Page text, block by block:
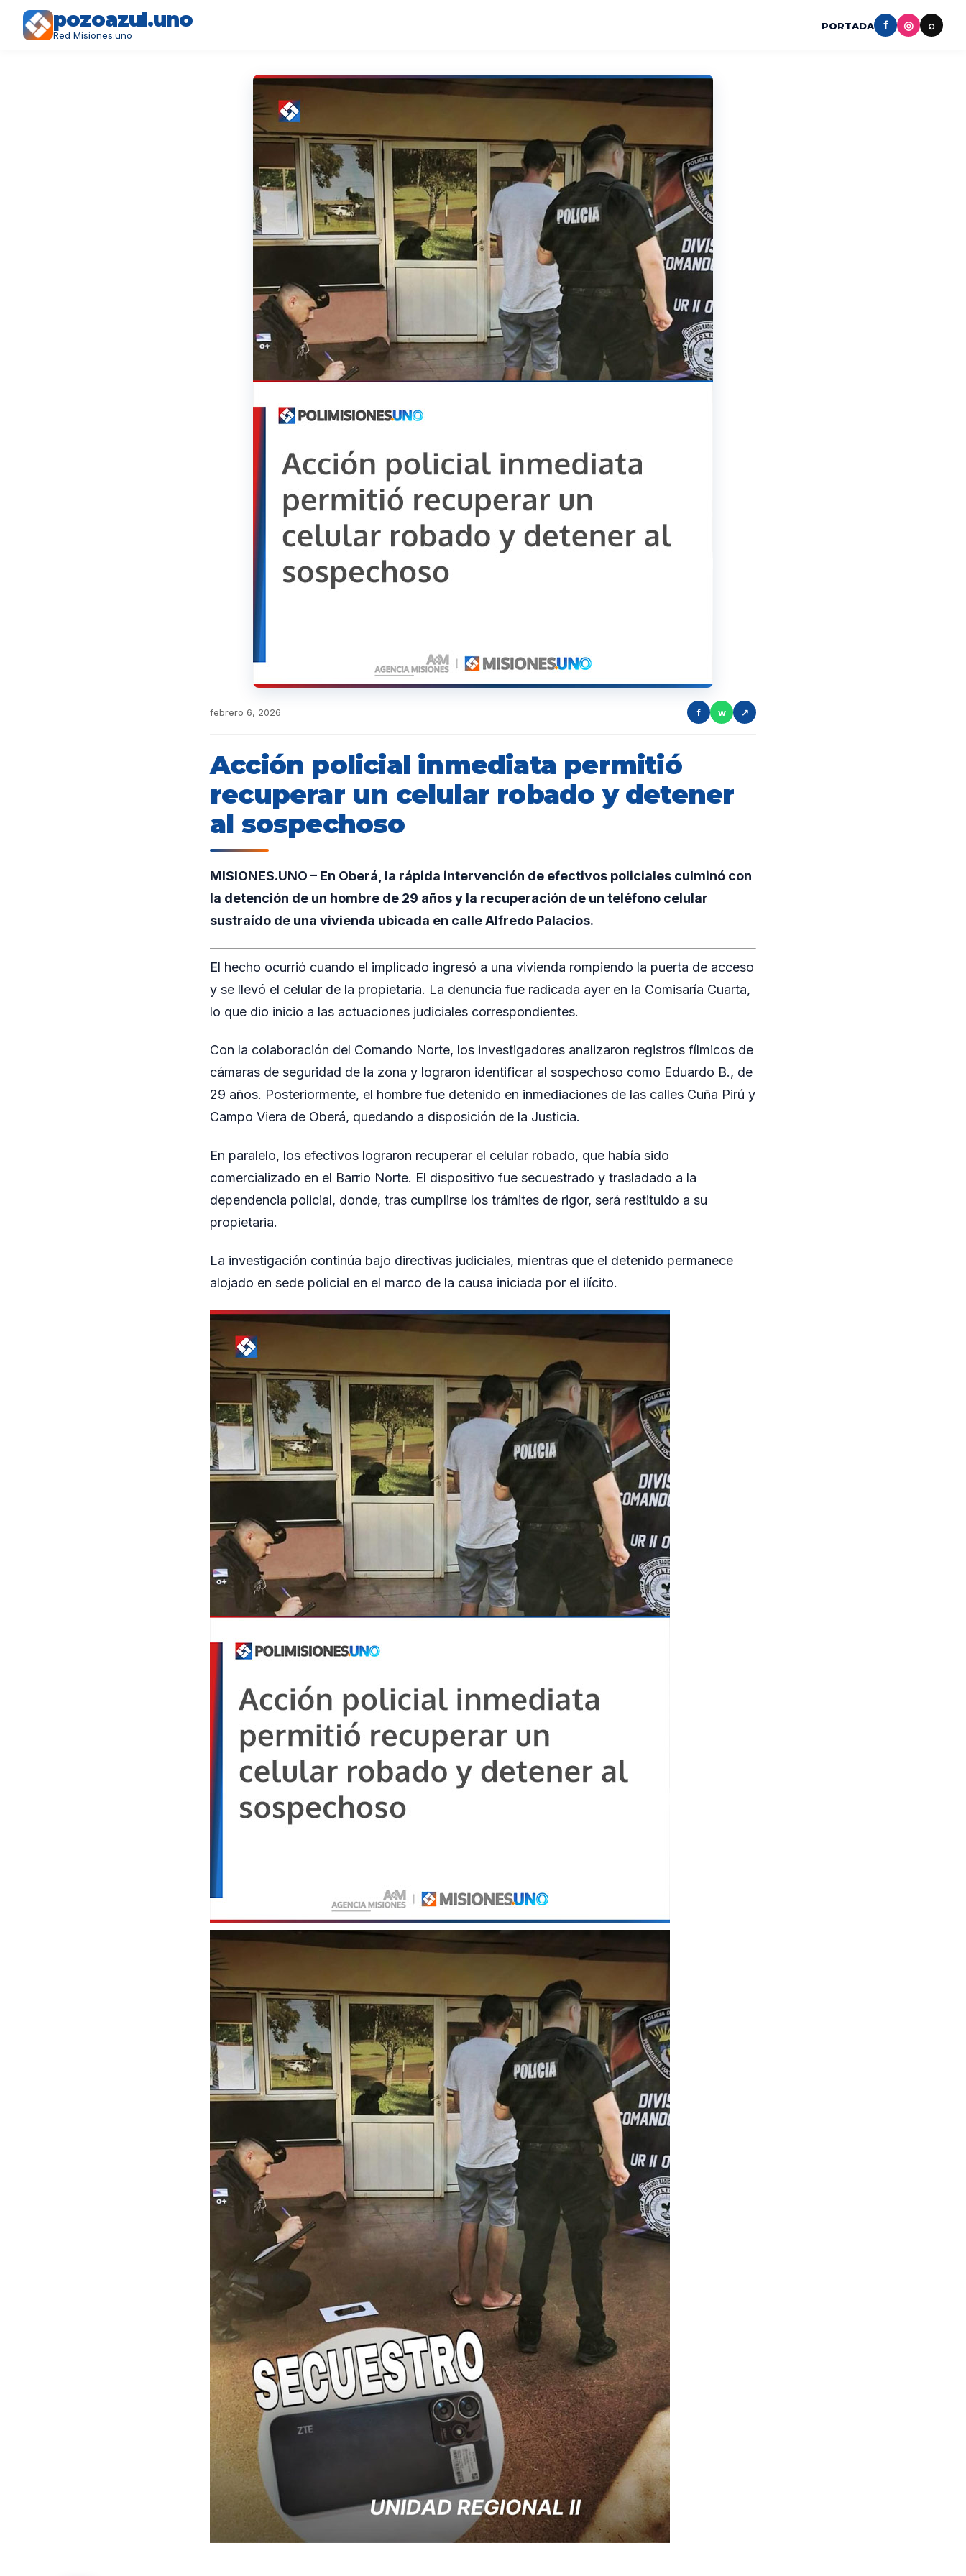
pozoazul.uno
Red Misiones.uno
PORTADA f ◎ ⌕
febrero 6, 2026 f w ↗
Acción policial inmediata permitió
recuperar un celular robado y detener
al sospechoso
MISIONES.UNO – En Oberá, la rápida intervención de efectivos policiales culminó con
la detención de un hombre de 29 años y la recuperación de un teléfono celular
sustraído de una vivienda ubicada en calle Alfredo Palacios.
El hecho ocurrió cuando el implicado ingresó a una vivienda rompiendo la puerta de acceso
y se llevó el celular de la propietaria. La denuncia fue radicada ayer en la Comisaría Cuarta,
lo que dio inicio a las actuaciones judiciales correspondientes.
Con la colaboración del Comando Norte, los investigadores analizaron registros fílmicos de
cámaras de seguridad de la zona y lograron identificar al sospechoso como Eduardo B., de
29 años. Posteriormente, el hombre fue detenido en inmediaciones de las calles Cuña Pirú y
Campo Viera de Oberá, quedando a disposición de la Justicia.
En paralelo, los efectivos lograron recuperar el celular robado, que había sido
comercializado en el Barrio Norte. El dispositivo fue secuestrado y trasladado a la
dependencia policial, donde, tras cumplirse los trámites de rigor, será restituido a su
propietaria.
La investigación continúa bajo directivas judiciales, mientras que el detenido permanece
alojado en sede policial en el marco de la causa iniciada por el ilícito.